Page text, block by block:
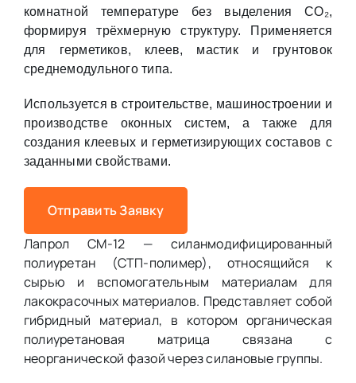
комнатной температуре без выделения CO₂,
формируя трёхмерную структуру. Применяется
для герметиков, клеев, мастик и грунтовок
среднемодульного типа.
Используется в строительстве, машиностроении и
производстве оконных систем, а также для
создания клеевых и герметизирующих составов с
заданными свойствами.
Отправить Заявку
Лапрол СМ-12 — силанмодифицированный
полиуретан (СТП-полимер), относящийся к
сырью и вспомогательным материалам для
лакокрасочных материалов. Представляет собой
гибридный материал, в котором органическая
полиуретановая матрица связана с
неорганической фазой через силановые группы.